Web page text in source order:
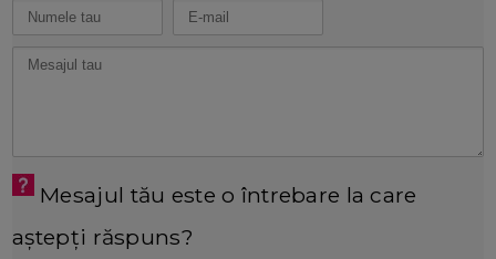
Mesajul tău este o întrebare la care
aștepți răspuns?